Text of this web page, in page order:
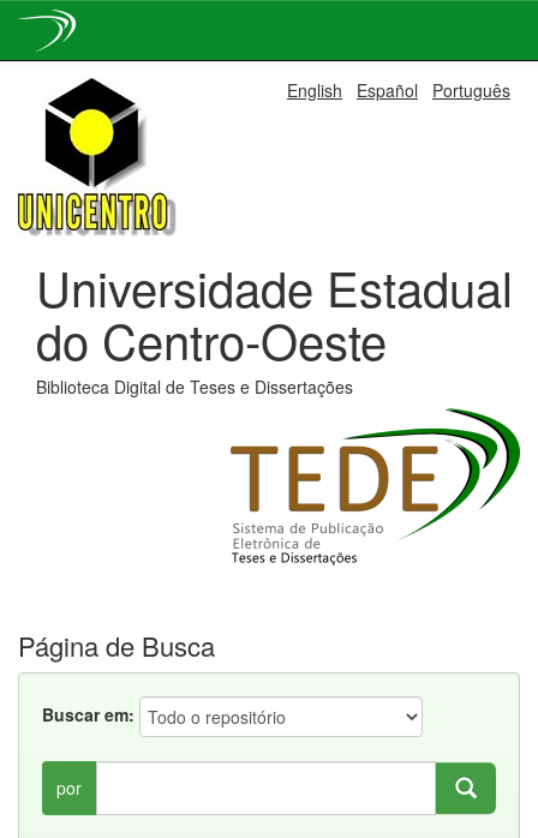
navigation
English Español Português
Universidade Estadual
do Centro-Oeste
Biblioteca Digital de Teses e Dissertações
Página de Busca
Buscar em:
por